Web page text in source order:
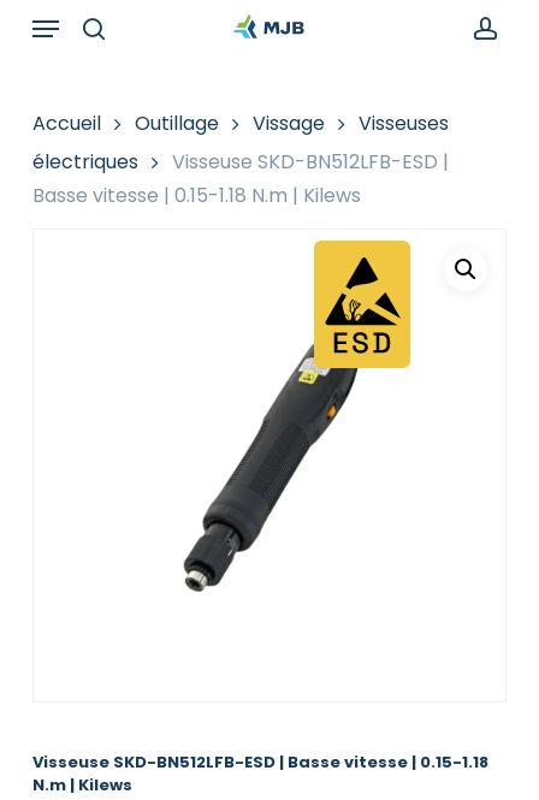
Recherche
Menu
Accueil Outillage Vissage
Visseuses
électriques
Visseuse SKD-BN512LFB-ESD |
Basse vitesse | 0.15-1.18 N.m | Kilews
Visseuse SKD-BN512LFB-ESD | Basse vitesse | 0.15-1.18
N.m | Kilews